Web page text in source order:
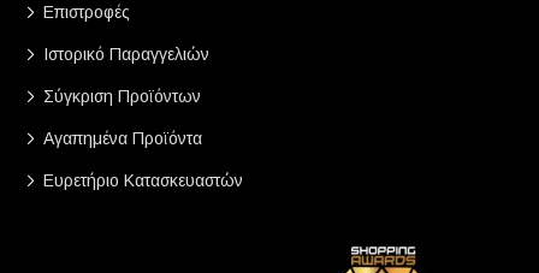
Επιστροφές
Ιστορικό Παραγγελιών
Σύγκριση Προϊόντων
Αγαπημένα Προϊόντα
Ευρετήριο Κατασκευαστών